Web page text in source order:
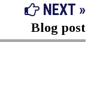
NEXT »
Blog post